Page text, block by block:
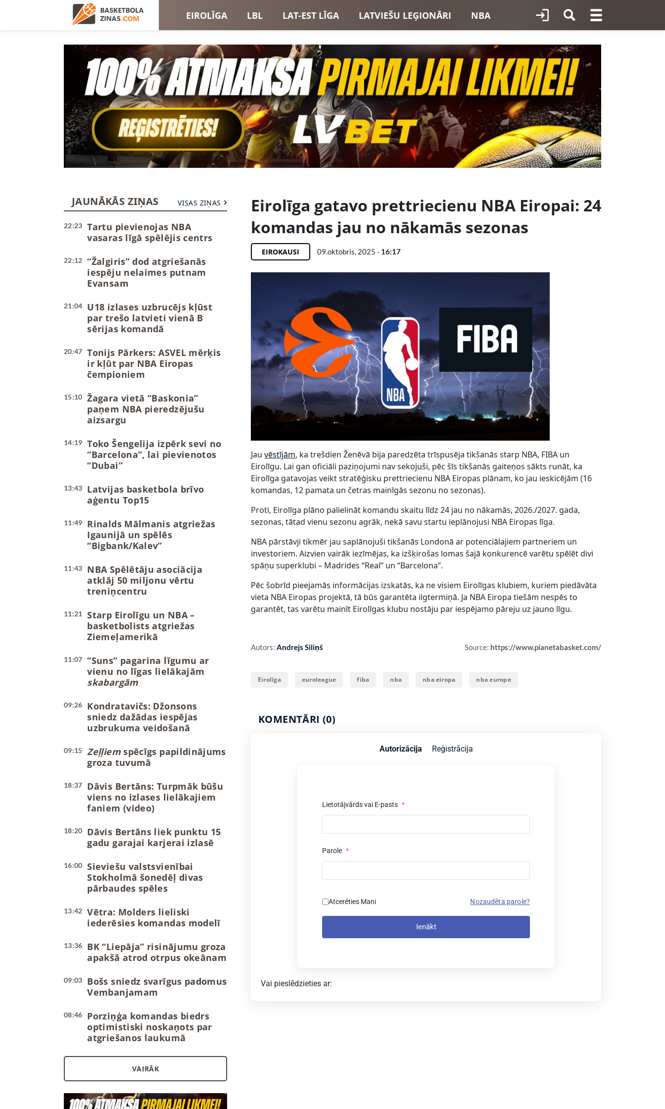
EIROLĪGA LBL LAT-EST LĪGA LATVIEŠU LEĢIONĀRI NBA
EIROKAUSI LATVIJAS IZLASE
JAUNĀKĀS ZIŅAS VISAS ZIŅAS
22:23
Tartu pievienojas NBA
vasaras līgā spēlējis centrs
22:12
“Žalgiris” dod atgriešanās
iespēju nelaimes putnam
Evansam
21:04
U18 izlases uzbrucējs kļūst
par trešo latvieti vienā B
sērijas komandā
20:47
Tonijs Pārkers: ASVEL mērķis
ir kļūt par NBA Eiropas
čempioniem
15:10
Žagara vietā “Baskonia”
paņem NBA pieredzējušu
aizsargu
14:19
Toko Šengelija izpērk sevi no
“Barcelona”, lai pievienotos
“Dubai”
13:43
Latvijas basketbola brīvo
aģentu Top15
11:49
Rinalds Mālmanis atgriežas
Igaunijā un spēlēs
“Bigbank/Kalev”
11:43
NBA Spēlētāju asociācija
atklāj 50 miljonu vērtu
treniņcentru
11:21
Starp Eirolīgu un NBA –
basketbolists atgriežas
Ziemeļamerikā
11:07
“Suns” pagarina līgumu ar
vienu no līgas lielākajām
skabargām
09:26
Kondratavičs: Džonsons
sniedz dažādas iespējas
uzbrukuma veidošanā
09:15 Zeļļiemspēcīgs papildinājums
groza tuvumā
18:37
Dāvis Bertāns: Turpmāk būšu
viens no izlases lielākajiem
faniem (video)
18:20
Dāvis Bertāns liek punktu 15
gadu garajai karjerai izlasē
16:00
Sieviešu valstsvienībai
Stokholmā šonedēļ divas
pārbaudes spēles
13:42
Vētra: Molders lieliski
iederēsies komandas modelī
13:36
BK “Liepāja” risinājumu groza
apakšā atrod otrpus okeānam
09:03
Bošs sniedz svarīgus padomus
Vembanjamam
08:46
Porziņģa komandas biedrs
optimistiski noskaņots par
atgriešanos laukumā
VAIRĀK
Eirolīga gatavo prettriecienu NBA Eiropai: 24
komandas jau no nākamās sezonas
EIROKAUSI 09.oktobris, 2025 - 16:17
Jau vēstījām, ka trešdien Ženēvā bija paredzēta trīspusēja tikšanās starp NBA, FIBA un
Eirolīgu. Lai gan oficiāli paziņojumi nav sekojuši, pēc šīs tikšanās gaiteņos sākts runāt, ka
Eirolīga gatavojas veikt stratēģisku prettriecienu NBA Eiropas plānam, ko jau ieskicējām (16
komandas, 12 pamata un četras mainīgās sezonu no sezonas).
Proti, Eirolīga plāno palielināt komandu skaitu līdz 24 jau no nākamās, 2026./2027. gada,
sezonas, tātad vienu sezonu agrāk, nekā savu startu ieplānojusi NBA Eiropas līga.
NBA pārstāvji tikmēr jau saplānojuši tikšanās Londonā ar potenciālajiem partneriem un
investoriem. Aizvien vairāk iezīmējas, ka izšķirošas lomas šajā konkurencē varētu spēlēt divi
spāņu superklubi – Madrides “Real” un “Barcelona”.
Pēc šobrīd pieejamās informācijas izskatās, ka ne visiem Eirolīgas klubiem, kuriem piedāvāta
vieta NBA Eiropas projektā, tā būs garantēta ilgtermiņā. Ja NBA Eiropa tiešām nespēs to
garantēt, tas varētu mainīt Eirolīgas klubu nostāju par iespējamo pāreju uz jauno līgu.
Autors: Andrejs Siliņš Source: https://www.pianetabasket.com/
Eirolīga euroleague fiba nba nba eiropa nba europe
KOMENTĀRI (0)
Autorizācija Reģistrācija
Lietotājvārds vai E-pasts *
Parole *
Atcerēties Mani Nozaudēta parole?
Ienākt
Vai pieslēdzieties ar: